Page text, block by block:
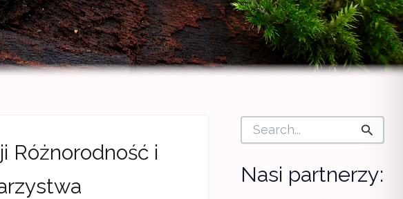
Różnorodność i
Nasi partnerzy: